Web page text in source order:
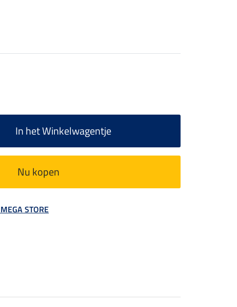
In het Winkelwagentje
Nu kopen
STORE